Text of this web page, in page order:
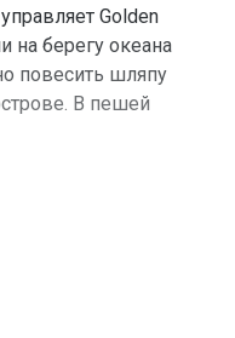
Golden
на берегу океана
повесить шляпу
В пешей